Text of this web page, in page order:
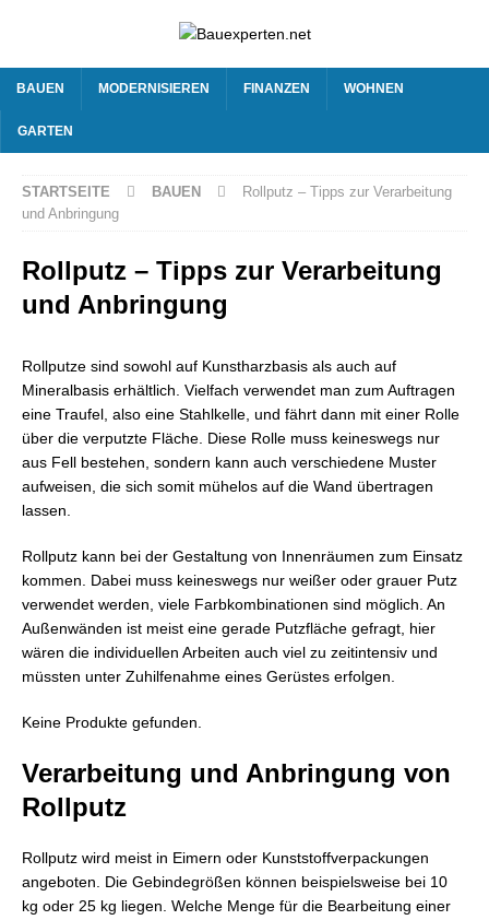
BAUEN MODERNISIEREN FINANZEN WOHNEN
GARTEN
STARTSEITE BAUEN
Rollputz – Tipps zur Verarbeitung
und Anbringung
Rollputz – Tipps zur Verarbeitung
und Anbringung
Rollputze sind sowohl auf Kunstharzbasis als auch auf
Mineralbasis erhältlich. Vielfach verwendet man zum Auftragen
eine Traufel, also eine Stahlkelle, und fährt dann mit einer Rolle
über die verputzte Fläche. Diese Rolle muss keineswegs nur
aus Fell bestehen, sondern kann auch verschiedene Muster
aufweisen, die sich somit mühelos auf die Wand übertragen
lassen.
Rollputz kann bei der Gestaltung von Innenräumen zum Einsatz
kommen. Dabei muss keineswegs nur weißer oder grauer Putz
verwendet werden, viele Farbkombinationen sind möglich. An
Außenwänden ist meist eine gerade Putzfläche gefragt, hier
wären die individuellen Arbeiten auch viel zu zeitintensiv und
müssten unter Zuhilfenahme eines Gerüstes erfolgen.
Keine Produkte gefunden.
Verarbeitung und Anbringung von
Rollputz
Rollputz wird meist in Eimern oder Kunststoffverpackungen
angeboten. Die Gebindegrößen können beispielsweise bei 10
kg oder 25 kg liegen. Welche Menge für die Bearbeitung einer